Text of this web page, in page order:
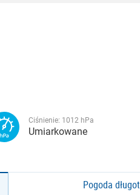
Ciśnienie: 1012 hPa
Umiarkowane
Pogoda